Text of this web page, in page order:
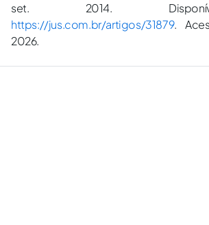
set. 2014.
https://jus.com.br/artigos/31879.
2026.